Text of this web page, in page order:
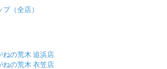
プ（全店）
ねの荒木 追浜店
ねの荒木 衣笠店